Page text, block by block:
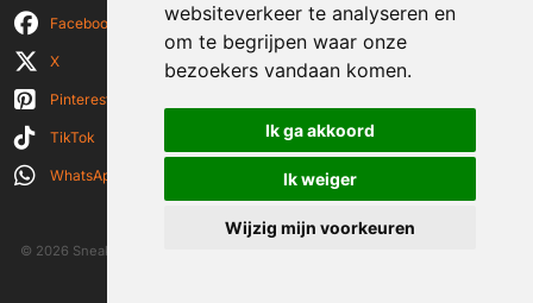
websiteverkeer te analyseren en
om te begrijpen waar onze
bezoekers vandaan komen.
Ik ga akkoord
Ik weiger
Wijzig mijn voorkeuren
Facebook
X
Pinterest
TikTok
WhatsApp
© 2026 Sneakerplaats.nl